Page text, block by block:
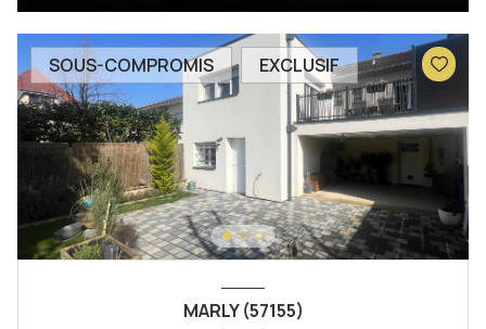
SOUS-COMPROMIS EXCLUSIF
MARLY (57155)